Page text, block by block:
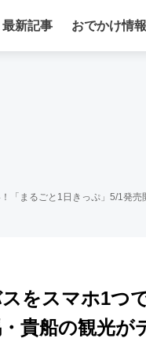
最新記事 おでかけ情報
「まるごと1日きっぷ」5/1発
をスマホ1つ
貴船の観光